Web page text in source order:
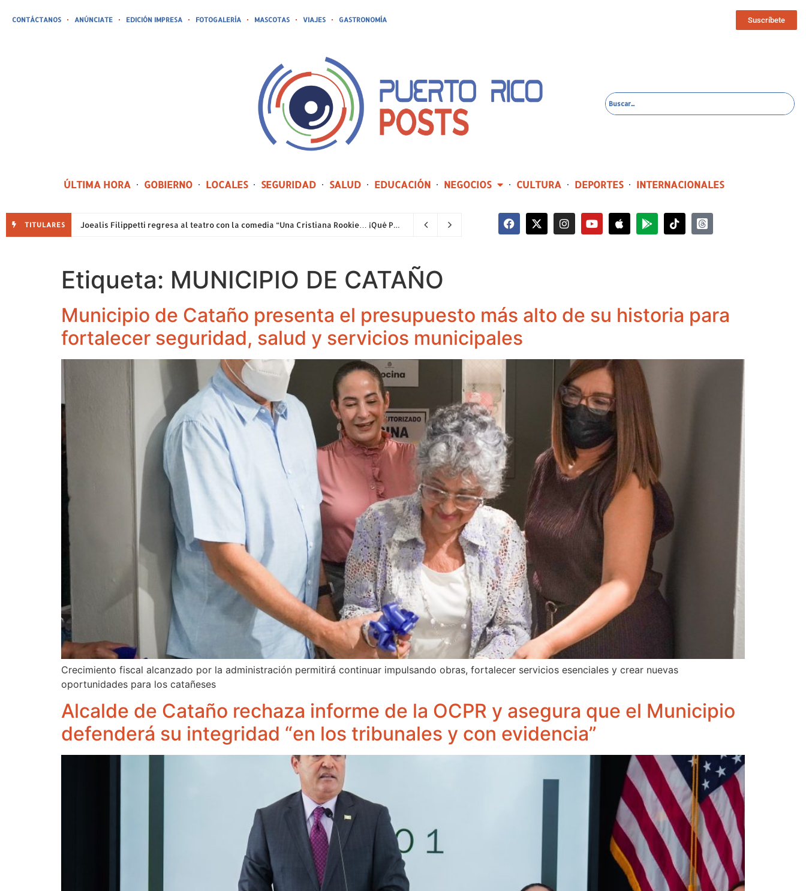
CONTÁCTANOS ANÚNCIATE EDICIÓN IMPRESA FOTOGALERÍA MASCOTAS VIAJES GASTRONOMÍA Suscríbete
ÚLTIMA HORA GOBIERNO LOCALES SEGURIDAD SALUD EDUCACIÓN NEGOCIOS CULTURA DEPORTES INTERNACIONALES
TITULARES Joealis Filippetti regresa al teatro con la comedia “Una Cristiana Rookie… ¡Qué Papelón!” 2 horas ago
Etiqueta: MUNICIPIO DE CATAÑO
Municipio de Cataño presenta el presupuesto más alto de su historia para
fortalecer seguridad, salud y servicios municipales
Crecimiento fiscal alcanzado por la administración permitirá continuar impulsando obras, fortalecer servicios esenciales y crear nuevas
oportunidades para los catañeses
Alcalde de Cataño rechaza informe de la OCPR y asegura que el Municipio
defenderá su integridad “en los tribunales y con evidencia”